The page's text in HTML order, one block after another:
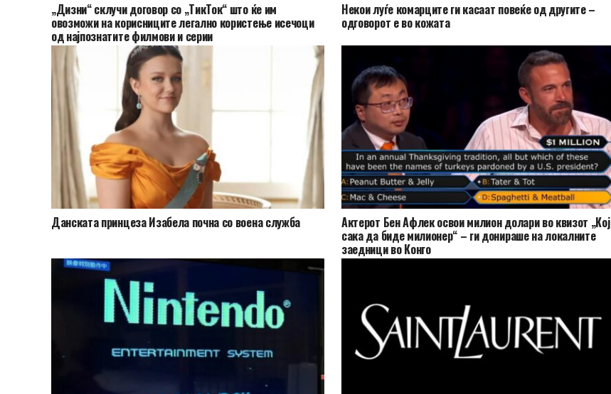
„Дизни“ склучи договор со „ТикТок“ што ќе им
овозможи на корисниците легално користење исечоци
од најпознатите филмови и серии
Hекои луѓе комарците ги касаат повеќе од другите –
одговорот е во кожата
Данската принцеза Изабела почна со воена служба Актерот Бен Афлек освои милион долари во квизот „Кој
сака да биде милионер“ – ги донираше на локалните
заедници во Конго